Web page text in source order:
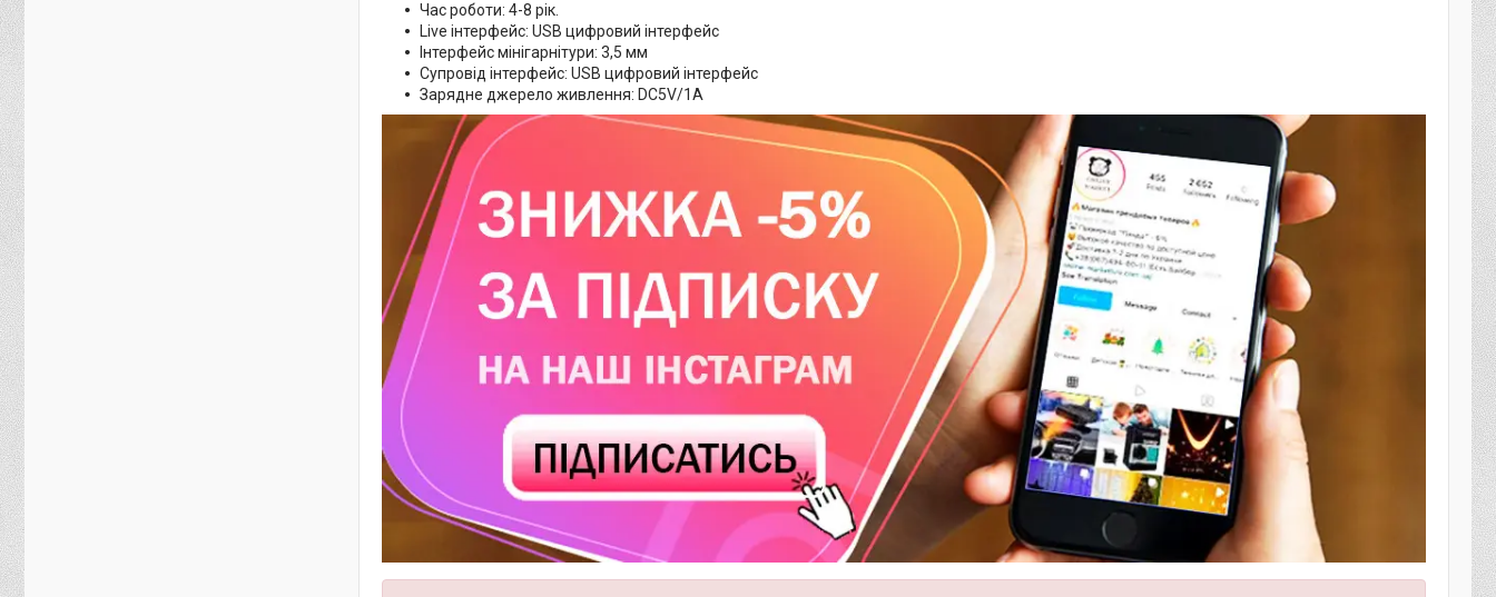
Час роботи: 4-8 рік.
Live інтерфейс: USB цифровий інтерфейс
Інтерфейс мінігарнітури: 3,5 мм
Супровід інтерфейс: USB цифровий інтерфейс
Зарядне джерело живлення: DC5V/1A